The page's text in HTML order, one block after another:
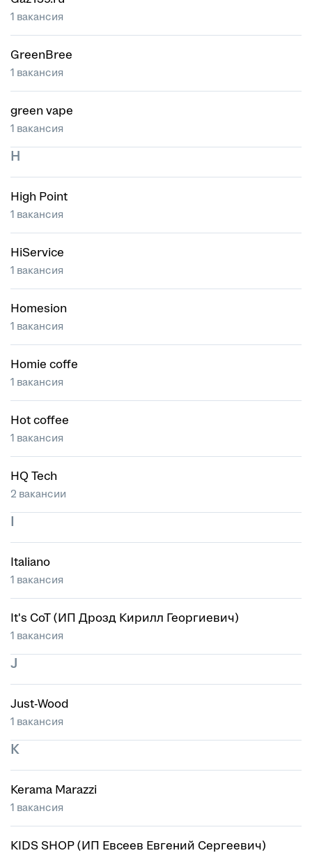
1 вакансия
GreenBree
1 вакансия
green vape
1 вакансия
H
High Point
1 вакансия
HiService
1 вакансия
Homesion
1 вакансия
Homie coffe
1 вакансия
Hot coffee
1 вакансия
HQ Tech
2 вакансии
Italiano
1 вакансия
It's CoT (ИП Дрозд Кирилл Георгиевич)
1 вакансия
J
Just-Wood
1 вакансия
K
Kerama Marazzi
1 вакансия
KIDS SHOP (ИП Евсеев Евгений Сергеевич)